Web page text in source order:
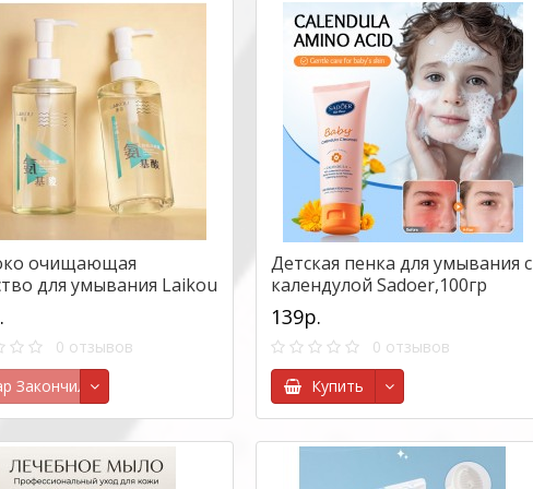
очищающая
для умывания Laikou
Acid Make Up Removal
170 мл.
0 отзывов
Закончился
Детская пенка для умывания с
календулой Sadoer,100гр
139р.
0 отзывов
Купить